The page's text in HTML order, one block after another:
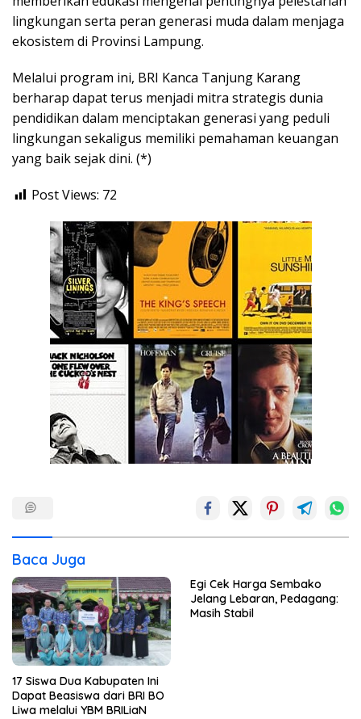
lingkungan serta peran generasi muda dalam menjaga
ekosistem di Provinsi Lampung.
Melalui program ini, BRI Kanca Tanjung Karang
berharap dapat terus menjadi mitra strategis dunia
pendidikan dalam menciptakan generasi yang peduli
lingkungan sekaligus memiliki pemahaman keuangan
yang baik sejak dini. (*)
Post Views: 72
Baca Juga
17 Siswa Dua Kabupaten Ini
Dapat Beasiswa dari BRI BO
Liwa melalui YBM BRILiaN
Egi Cek Harga Sembako
Jelang Lebaran, Pedagang:
Masih Stabil